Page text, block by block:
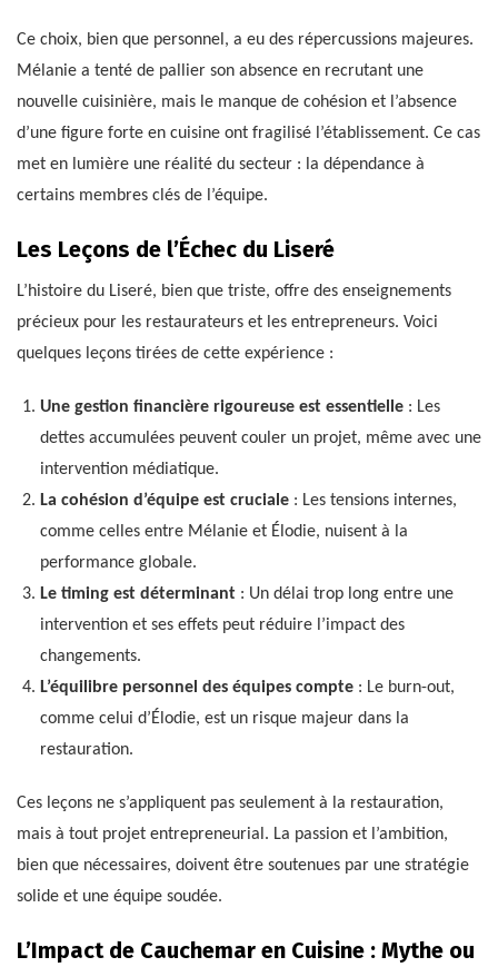
Ce choix, bien que personnel, a eu des répercussions majeures.
Mélanie a tenté de pallier son absence en recrutant une
nouvelle cuisinière, mais le manque de cohésion et l’absence
d’une figure forte en cuisine ont fragilisé l’établissement. Ce cas
met en lumière une réalité du secteur : la dépendance à
certains membres clés de l’équipe.
Les Leçons de l’Échec du Liseré
L’histoire du Liseré, bien que triste, offre des enseignements
précieux pour les restaurateurs et les entrepreneurs. Voici
quelques leçons tirées de cette expérience :
Une gestion financière rigoureuse est essentielle: Les
dettes accumulées peuvent couler un projet, même avec une
intervention médiatique.
La cohésion d’équipe est cruciale: Les tensions internes,
comme celles entre Mélanie et Élodie, nuisent à la
performance globale.
Le timing est déterminant: Un délai trop long entre une
intervention et ses effets peut réduire l’impact des
changements.
L’équilibre personnel des équipes compte: Le burn-out,
comme celui d’Élodie, est un risque majeur dans la
restauration.
Ces leçons ne s’appliquent pas seulement à la restauration,
mais à tout projet entrepreneurial. La passion et l’ambition,
bien que nécessaires, doivent être soutenues par une stratégie
solide et une équipe soudée.
L’Impact de Cauchemar en Cuisine : Mythe ou